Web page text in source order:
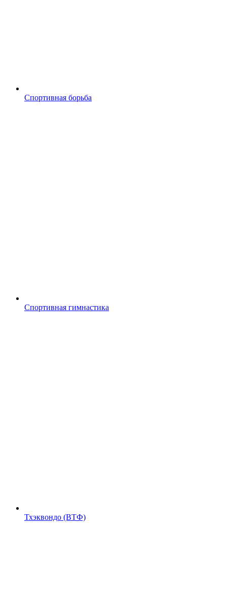
Спортивная борьба
Спортивная гимнастика
Тхэквондо (ВТФ)